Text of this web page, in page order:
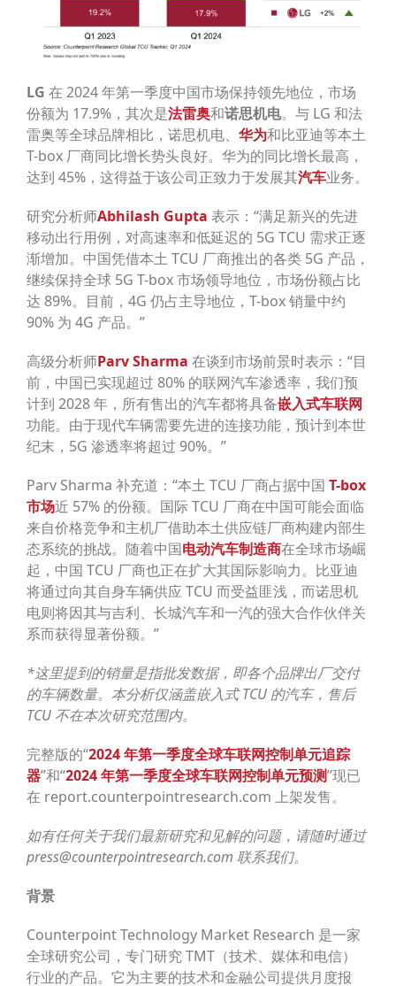
LG 在 2024 年第一季度中国市场保持领先地位，市场
份额为 17.9%，其次是法雷奥和诺思机电。与 LG 和法
雷奥等全球品牌相比，诺思机电、 华为和比亚迪等本土
T-box 厂商同比增长势头良好。华为的同比增长最高，
达到 45%，这得益于该公司正致力于发展其汽车业务。
研究分析师Abhilash Gupta 表示：“满足新兴的先进
移动出行用例，对高速率和低延迟的 5G TCU 需求正逐
渐增加。中国凭借本土 TCU 厂商推出的各类 5G 产品，
继续保持全球 5G T-box 市场领导地位，市场份额占比
达 89%。目前，4G 仍占主导地位，T-box 销量中约
90% 为 4G 产品。”
高级分析师Parv Sharma 在谈到市场前景时表示：“目
前，中国已实现超过 80% 的联网汽车渗透率，我们预
计到 2028 年，所有售出的汽车都将具备嵌入式车联网
功能。由于现代车辆需要先进的连接功能，预计到本世
纪末，5G 渗透率将超过 90%。”
Parv Sharma 补充道：“本土 TCU 厂商占据中国 T-box
市场近 57% 的份额。国际 TCU 厂商在中国可能会面临
来自价格竞争和主机厂借助本土供应链厂商构建内部生
态系统的挑战。随着中国电动汽车制造商在全球市场崛
起，中国 TCU 厂商也正在扩大其国际影响力。比亚迪
将通过向其自身车辆供应 TCU 而受益匪浅，而诺思机
电则将因其与吉利、长城汽车和一汽的强大合作伙伴关
系而获得显著份额。”
*这里提到的销量是指批发数据，即各个品牌出厂交付
的车辆数量。本分析仅涵盖嵌入式TCU 的汽车，售后
TCU 不在本次研究范围内。
完整版的“2024 年第一季度全球车联网控制单元追踪
器”和“2024 年第一季度全球车联网控制单元预测”现已
在 report.counterpointresearch.com 上架发售。
如有任何关于我们最新研究和见解的问题，请随时通过
press@counterpointresearch.com 联系我们。
背景
Counterpoint Technology Market Research 是一家
全球研究公司，专门研究 TMT（技术、媒体和电信）
行业的产品。它为主要的技术和金融公司提供月度报